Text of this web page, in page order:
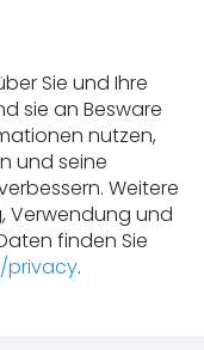
Sie und Ihre
sie an Besware
nutzen,
und seine
Weitere
Verwendung und
finden Sie
privacy.